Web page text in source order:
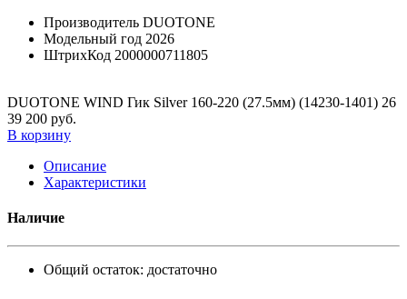
Производитель DUOTONE
Модельный год 2026
ШтрихКод 2000000711805
DUOTONE WIND Гик Silver 160-220 (27.5мм) (14230-1401) 26
39 200 руб.
В корзину
Описание
Характеристики
Наличие
Общий остаток: достаточно